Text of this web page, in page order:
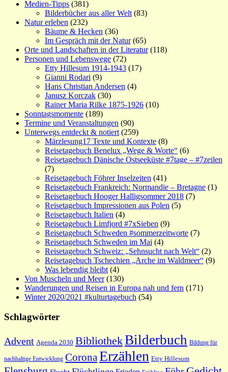
Medien-Tipps (381)
Bilderbücher aus aller Welt (83)
Natur erleben (232)
Bäume & Hecken (36)
Im Gespräch mit der Natur(65)
Orte und Landschaften in der Literatur(118)
Personen und Lebenswege (72)
Etty Hillesum 1914-1943 (17)
Gianni Rodari (9)
Hans Christian Andersen (4)
Janusz Korczak (30)
Rainer Maria Rilke 1875-1926 (10)
Sonntagsmomente (189)
Termine und Veranstaltungen (90)
Unterwegs entdeckt & notiert (259)
Märzlesung17 Texte und Kontexte (8)
Reisetagebuch Benelux „Wege & Worte“ (6)
Reisetagebuch Dänische Ostseeküste #7tage – #7zeilen
(7)
Reisetagebuch Föhrer Inselzeiten (41)
Reisetagebuch Frankreich: Normandie – Bretagne (1)
Reisetagebuch Hooger Halligsommer 2018 (7)
Reisetagebuch Impressionen aus Polen (5)
Reisetagebuch Italien (4)
Reisetagebuch Limfjord #7xSieben (9)
Reisetagebuch Schweden #sommerzeitworte (7)
Reisetagebuch Schweden im Mai (4)
Reisetagebuch Schweiz: „Sehnsucht nach Welt“ (2)
Reisetagebuch Tschechien „Arche im Waldmeer“ (9)
Was lebendig bleibt (4)
Von Muscheln und Meer(130)
Wanderungen und Reisen in Europa nah und fern (171)
Winter 2020/2021 #kulturtagebuch (54)
Schlagwörter
Advent Agenda 2030 BibliothekBilderbuch Bildung für
nachhaltige Entwicklung Corona Erzählen Etty Hillesum